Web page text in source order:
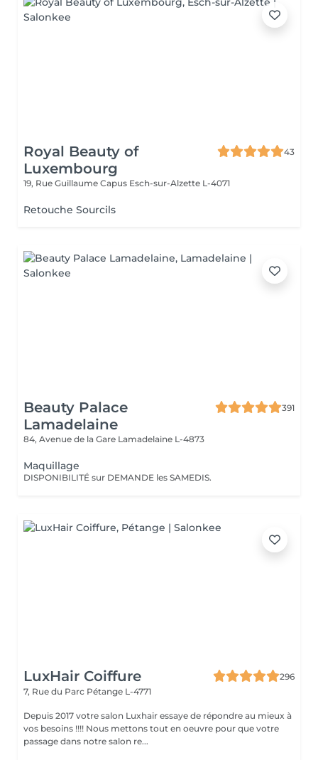
Royal Beauty of
Luxembourg
43
19, Rue Guillaume Capus Esch-sur-Alzette L-4071
Retouche Sourcils
Beauty Palace
Lamadelaine
391
84, Avenue de la Gare Lamadelaine L-4873
Maquillage
DISPONIBILITÉ sur DEMANDE les SAMEDIS.
LuxHair Coiffure
296
7, Rue du Parc Pétange L-4771
Depuis 2017 votre salon Luxhair essaye de répondre au mieux à
vos besoins !!!! Nous mettons tout en oeuvre pour que votre
passage dans notre salon re...